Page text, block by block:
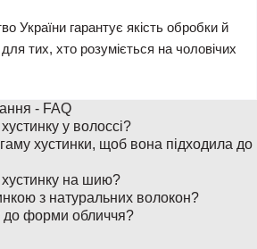
України гарантує якість обробки й
для тих, хто розуміється на чоловічих
- FAQ
у волоссі?
хустинки, щоб вона підходила до
на шию?
з натуральних волокон?
до форми обличчя?